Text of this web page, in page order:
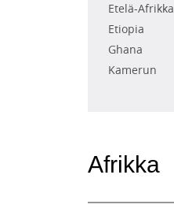
Etelä-Afrikka
Etiopia
Ghana
Kamerun
Afrikka